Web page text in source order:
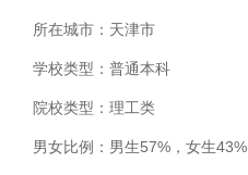
所在城市： 天津市
学校类型： 普通本科
院校类型： 理工类
男女比例： 男生57%，女生43%